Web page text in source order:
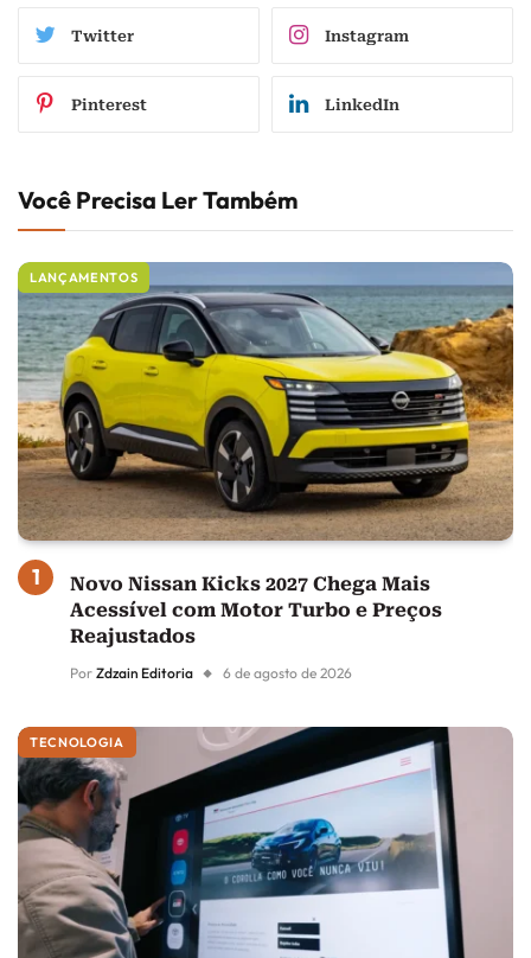
Twitter Instagram
Pinterest LinkedIn
Você Precisa Ler Também
LANÇAMENTOS
Novo Nissan Kicks 2027 Chega Mais
Acessível com Motor Turbo e Preços
Reajustados
Por Zdzain Editoria 6 de agosto de 2026
TECNOLOGIA